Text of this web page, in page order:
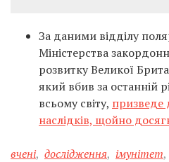
За даними відділу
Міністерства
розвитку Великої
який вбив за останній
всьому світу, призведе
наслідків, щойно
вчені, дослідження, імунітет,